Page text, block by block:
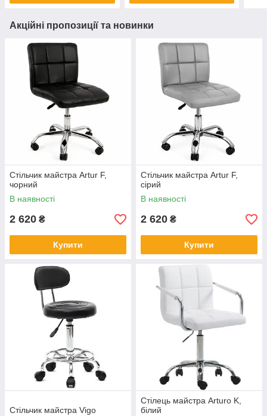
Акційні пропозиції та новинки
Стільчик майстра Artur F,
чорний
В наявності
2 620 ₴
Купити
Стільчик майстра Artur F,
сірий
В наявності
2 620 ₴
Купити
Стільчик майстра Vigo
Стілець майстра Arturo K,
білий